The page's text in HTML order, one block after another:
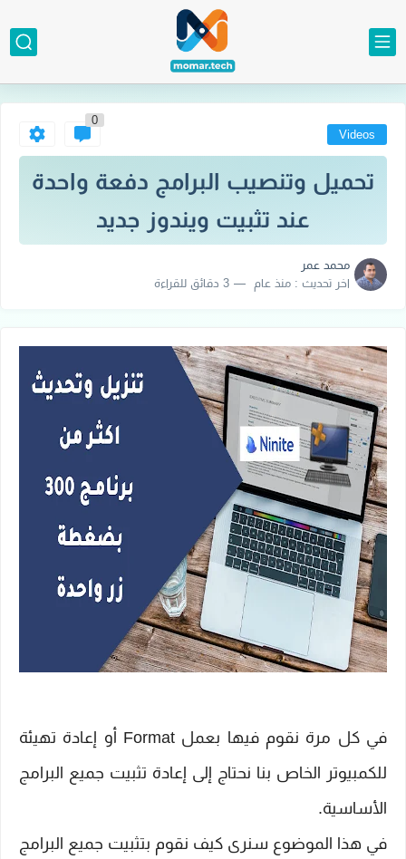
Videos
0
تحميل وتنصيب البرامج دفعة واحدة
عند تثبيت ويندوز جديد
محمد عمر
اخر تحديث : منذ عام 3 دقائق للقراءة
في كل مرة نقوم فيها بعمل Format أو إعادة تهيئة
للكمبيوتر الخاص بنا نحتاج إلى إعادة تثبيت جميع البرامج
الأساسية.
في هذا الموضوع سنرى كيف نقوم بتثبيت جميع البرامج